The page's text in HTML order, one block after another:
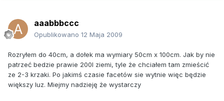
aaabbbccc
Opublikowano 12 Maja 2009
Rozryłem do 40cm, a dołek ma wymiary 50cm x 100cm. Jak by nie
patrzeć bedzie prawie 200l ziemi, tyle że chciałem tam zmieścić
ze 2-3 krzaki. Po jakimś czasie facetów sie wytnie więc będzie
większy luz. Miejmy nadzieję że wystarczy